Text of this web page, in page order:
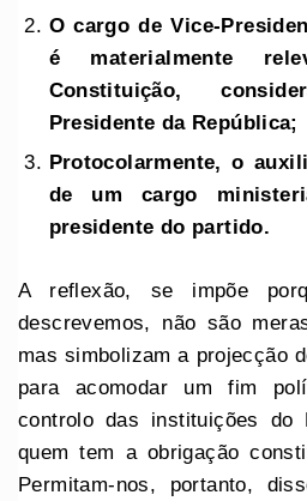
O cargo de Vice-
é materialmente
Constituição,
Presidente da República;
Protocolarmente, o
de um cargo
presidente do partido.
A reflexão, se impõe
descrevemos, não são
mas simbolizam a projecção
para acomodar um fim
controlo das instituições do
quem tem a obrigação
Permitam-nos, portanto,